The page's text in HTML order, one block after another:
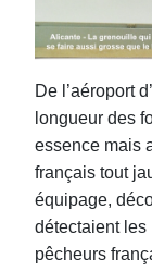
De l’aéroport d’
longueur des
essence mais
français tout
équipage,
détectaient les
pêcheurs